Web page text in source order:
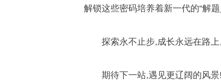
解锁这些密码培养着新一代的“解题
探索永不止步,成长永远在路
期待下一站,遇见更辽阔的风